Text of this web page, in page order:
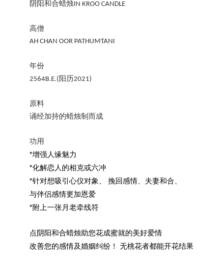
阴阳和合蜡烛IN KROO CANDLE
高僧
AH CHAN OOR PATHUMTANI
年份
2564B.E.( 阳历2021)
原料
诵经加持的蜡烛制而成
功用
*增强人缘魅力
*化解恋人的相克或六冲
*针对想吸引心仪对象、
挽回感情、夫妻和合、
与伴侣感情更加恩爱
*附上一张月老牵线符
点阴阳和合蜡烛助您花成蜜就的美好爱情
改善您的感情及婚姻纠纷！ 无桃花者都能开花结果